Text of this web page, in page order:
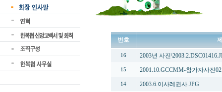
번호
16 2003년 사진
15 2001.10.GCCMM-참가자사진
14 2003.6.이사례권사.JPG